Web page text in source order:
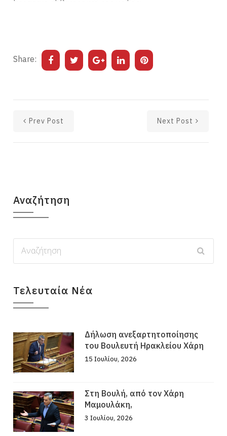
Share:
Prev Post Next Post
Αναζήτηση
Τελευταία Νέα
Δήλωση ανεξαρτητοποίησης
του Βουλευτή Ηρακλείου Χάρη
15 Ιουλίου, 2026
Στη Βουλή, από τον Χάρη
Μαμουλάκη,
3 Ιουλίου, 2026